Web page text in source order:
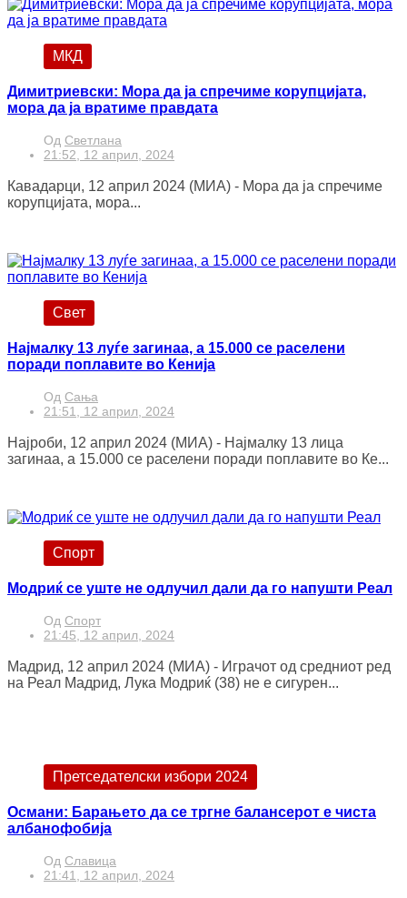
МКД
Димитриевски: Мора да ја спречиме корупцијата,
мора да ја вратиме правдата
Од Светлана
21:52, 12 април, 2024
Кавадарци, 12 април 2024 (МИА) - Мора да ја спречиме
корупцијата, мора...
Свет
Најмалку 13 луѓе загинаа, а 15.000 се раселени
поради поплавите во Кенија
Од Сања
21:51, 12 април, 2024
Најроби, 12 април 2024 (МИА) - Најмалку 13 лица
загинаа, а 15.000 се раселени поради поплавите во Ке...
Спорт
Модриќ се уште не одлучил дали да го напушти Реал
Од Спорт
21:45, 12 април, 2024
Мадрид, 12 април 2024 (МИА) - Играчот од средниот ред
на Реал Мадрид, Лука Модриќ (38) не е сигурен...
Претседателски избори 2024
Османи: Барањето да се тргне балансерот е чиста
албанофобија
Од Славица
21:41, 12 април, 2024